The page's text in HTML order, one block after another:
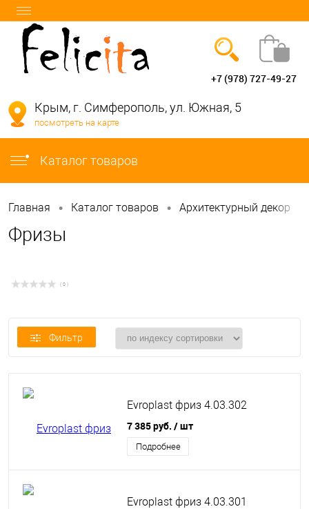
info@felicita-crimea.ru
+7 (978) 727-49-27
Крым, г. Симферополь, ул. Южная, 5
посмотреть на карте
Каталог товаров
Главная • Каталог товаров • Архитектурный декор
Фризы
( 0 )
Фильтр
Evroplast фриз 4.03.302
7 385 руб. / шт
Подробнее
Evroplast фриз 4.03.301